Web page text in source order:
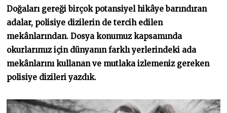
2
Doğaları gereği birçok potansiyel hikâye barındıran
adalar, polisiye dizilerin de tercih edilen
mekânlarından. Dosya konumuz kapsamında
okurlarımız için dünyanın farklı yerlerindeki ada
mekânlarını kullanan ve mutlaka izlemeniz gereken
polisiye dizileri yazdık.